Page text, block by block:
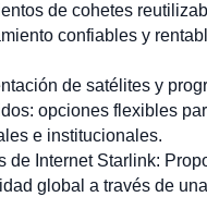
de cohetes
confiables y
de satélites y
opciones flexibles
e institucionales.
de Internet Starlink:
global a través de